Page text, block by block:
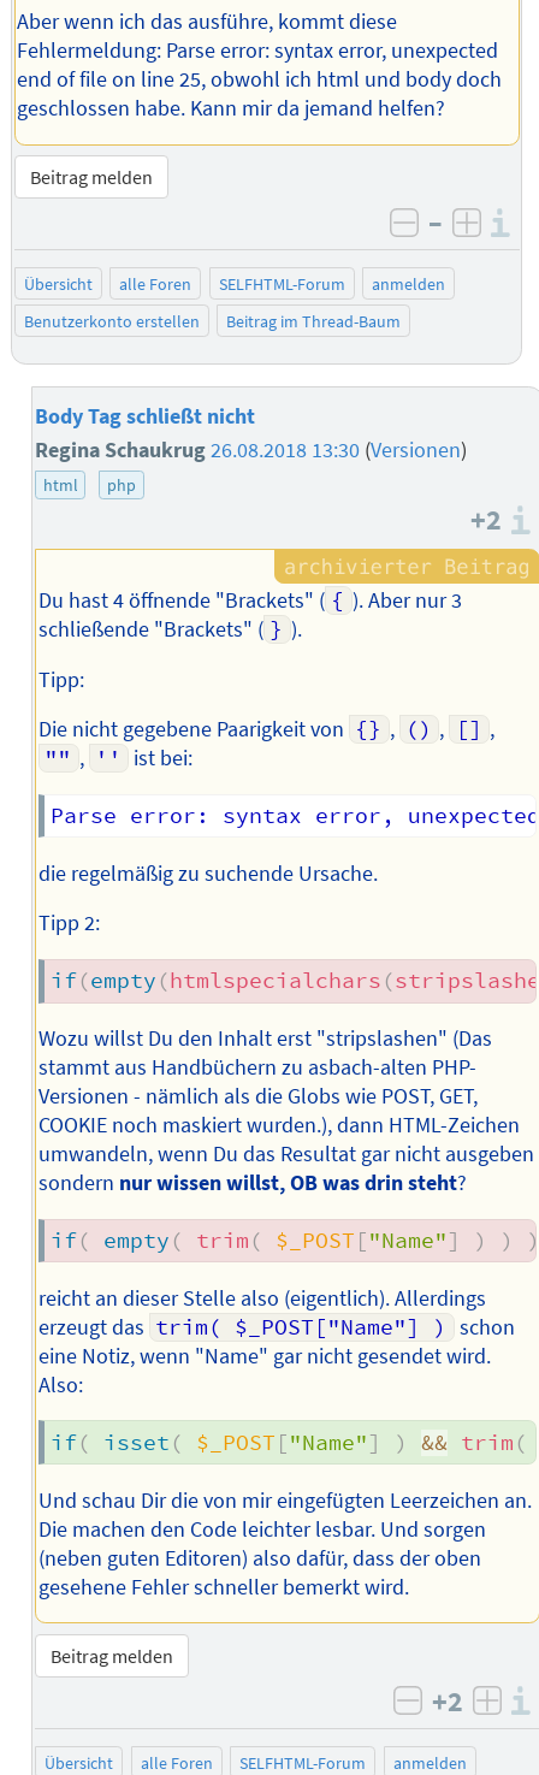
Aber wenn ich das ausführe, kommt diese
Fehlermeldung: Parse error: syntax error, unexpected
end of file on line 25, obwohl ich html und body doch
geschlossen habe. Kann mir da jemand helfen?
Beitrag melden
negativ
–
Übersicht alle Foren SELFHTML-Forum
anmelden
Benutzerkonto erstellen
Beitrag im Thread-Baum
Body Tag schließt nicht
Regina Schaukrug26.08.2018 13:30 (Versionen)
html php
+2
Du hast 4 öffnende "Brackets" ( { ). Aber nur 3
schließende "Brackets" ( } ).
Tipp:
Die nicht gegebene Paarigkeit von {} , () , [] ,
"" , '' ist bei:
die regelmäßig zu suchende Ursache.
Tipp 2:
if(empty (htmlspecialchars (
Wozu willst Du den Inhalt erst "stripslashen" (Das
stammt aus Handbüchern zu asbach-alten PHP-
Versionen - nämlich als die Globs wie POST, GET,
COOKIE noch maskiert wurden.), dann HTML-Zeichen
umwandeln, wenn Du das Resultat gar nicht ausgeben
sondern nur wissen willst, OB was drin steht?
if( empty ( trim ( $_POST ["Name"] ) ) )
reicht an dieser Stelle also (eigentlich). Allerdings
erzeugt das trim( $_POST["Name"] )
schon
eine Notiz, wenn "Name" gar nicht gesendet wird.
Also:
if( isset ( $_POST ["Name"] ) && trim (
Und schau Dir die von mir eingefügten Leerzeichen an.
Die machen den Code leichter lesbar. Und sorgen
(neben guten Editoren) also dafür, dass der oben
gesehene Fehler schneller bemerkt wird.
Beitrag melden
negativ
+2
Übersicht alle Foren SELFHTML-Forum
anmelden